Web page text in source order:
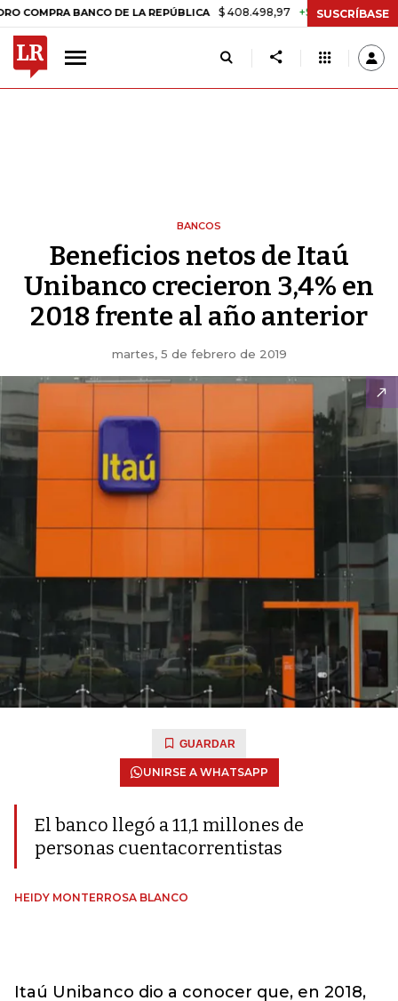
BANCO DE LA REPÚBLICA $ 408.498,97 +$ 8.753,81 +2,19%
SUSCRÍBASE
BANCOS
Beneficios netos de Itaú
Unibanco crecieron 3,4% en
2018 frente al año anterior
martes, 5 de febrero de 2019
GUARDAR
UNIRSE A WHATSAPP
El banco llegó a 11,1 millones de
personas cuentacorrentistas
HEIDY MONTERROSA BLANCO
Itaú Unibanco dio a conocer que, en 2018,